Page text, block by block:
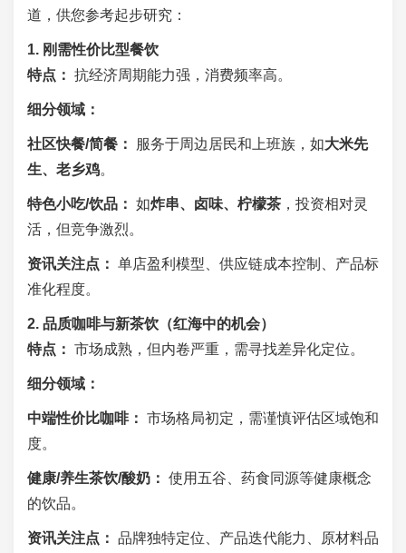
道，供您参考起步研究：
1. 刚需性价比型餐饮
特点： 抗经济周期能力强，消费频率高。
细分领域：
社区快餐/简餐： 服务于周边居民和上班族，如大米先
生、老乡鸡。
特色小吃/饮品： 如炸串、卤味、柠檬茶 ，投资相对灵
活，但竞争激烈。
资讯关注点： 单店盈利模型、供应链成本控制、产品标
准化程度。
2. 品质咖啡与新茶饮（红海中的机会）
特点： 市场成熟，但内卷严重，需寻找差异化定位。
细分领域：
中端性价比咖啡： 市场格局初定，需谨慎评估区域饱和
度。
健康/养生茶饮/酸奶： 使用五谷、药食同源等健康概念
的饮品。
资讯关注点： 品牌独特定位、产品迭代能力、原材料品